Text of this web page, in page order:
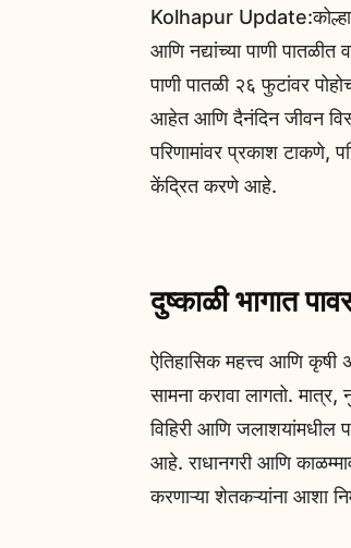
Kolhapur
आणि नद्यांच्या पाणी
पाणी पातळी २६ फुटांवर
आहेत आणि दैनंदिन जीवन
परिणामांवर प्रकाश टाकणे,
केंद्रित करणे आहे.
दुष्काळी भागात
ऐतिहासिक महत्त्व आणि
सामना करावा लागतो.
विहिरी आणि जलाशयांमधील
आहे. राधानगरी आणि
करणाऱ्या शेतकऱ्यांना आशा